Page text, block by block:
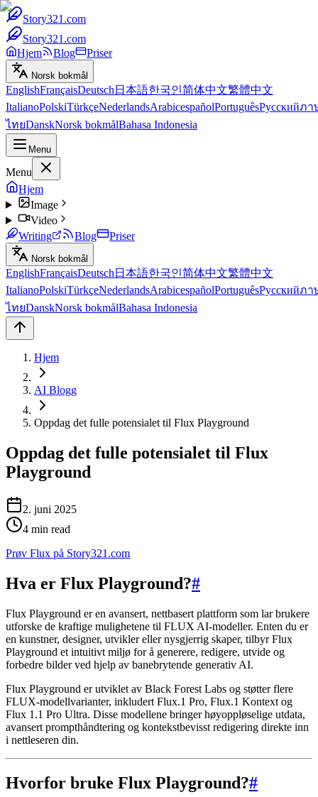
Story321.com
Story321.com
Hjem
Blog Priser
Norsk bokmål
EnglishFrançaisDeutsch 日本語한국인简体中文繁體中文
ItalianoPolskiTürkçeNederlandsArabicespañolPortuguêsРусскийภา
ไทยDanskNorsk bokmålBahasa Indonesia
Menu
Menu
Hjem
Image
Video
Writing
Blog Priser
Norsk bokmål
EnglishFrançaisDeutsch 日本語한국인简体中文繁體中文
ItalianoPolskiTürkçeNederlandsArabicespañolPortuguêsРусскийภา
ไทยDanskNorsk bokmålBahasa Indonesia
Hjem
AI Blogg
Oppdag det fulle potensialet til Flux Playground
Oppdag det fulle potensialet til Flux
Playground
2. juni 2025
4 min read
Prøv Flux på Story321.com
Hva er Flux Playground?#
Flux Playground er en avansert, nettbasert plattform som lar brukere
utforske de kraftige mulighetene til FLUX AI-modeller. Enten du er
en kunstner, designer, utvikler eller nysgjerrig skaper, tilbyr Flux
Playground et intuitivt miljø for å generere, redigere, utvide og
forbedre bilder ved hjelp av banebrytende generativ AI.
Flux Playground er utviklet av Black Forest Labs og støtter flere
FLUX-modellvarianter, inkludert Flux.1 Pro, Flux.1 Kontext og
Flux 1.1 Pro Ultra. Disse modellene bringer høyoppløselige utdata,
avansert prompthåndtering og kontekstbevisst redigering direkte inn
i nettleseren din.
Hvorfor bruke Flux Playground?#